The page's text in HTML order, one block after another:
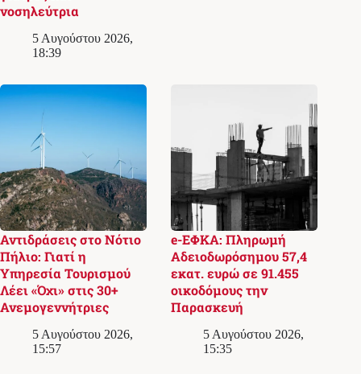
νοσηλεύτρια
5 Αυγούστου 2026,
18:39
Αντιδράσεις στο Νότιο
Πήλιο: Γιατί η
Υπηρεσία Τουρισμού
Λέει «Όχι» στις 30+
Ανεμογεννήτριες
5 Αυγούστου 2026,
15:57
e-ΕΦΚΑ: Πληρωμή
Αδειοδωρόσημου 57,4
εκατ. ευρώ σε 91.455
οικοδόμους την
Παρασκευή
5 Αυγούστου 2026,
15:35